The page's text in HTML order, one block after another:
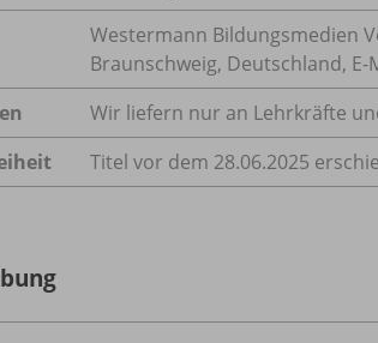
Westermann Bildungsmedien
Braunschweig, Deutschland,
Wir liefern nur an Lehrkräfte
Titel vor dem 28.06.2025